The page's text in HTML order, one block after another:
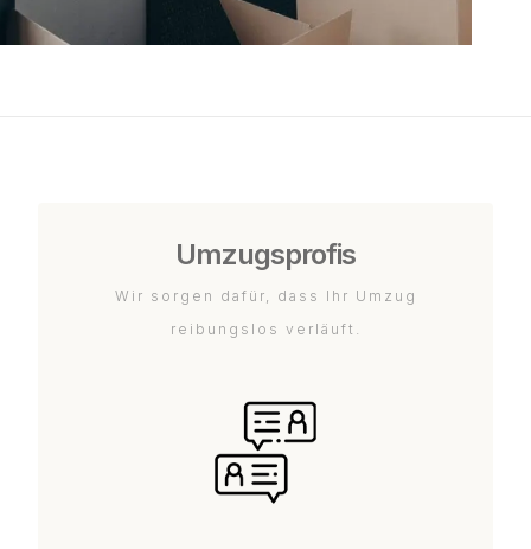
Umzugsprofis
Wir sorgen dafür, dass Ihr Umzug
reibungslos verläuft.